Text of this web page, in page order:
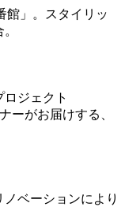
館」。スタイリッ
ジェクト
ーがお届けする、
ベーションにより